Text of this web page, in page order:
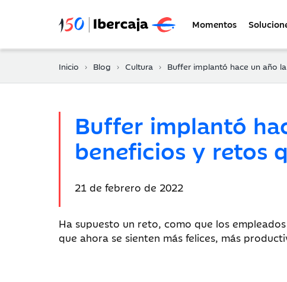
Momentos
Inicio Blog Cultura Buffer implantó hace un año la semana laboral de 4 días: beneficios y retos que han
Buffer implantó
beneficios y retos
Fecha
21 de febrero de 2022
Ha supuesto un reto, como que los
que ahora se sienten más felices, más